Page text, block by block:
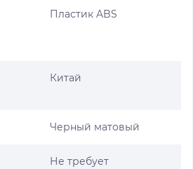
Пластик ABS
Китай
Черный матовый
Не требует